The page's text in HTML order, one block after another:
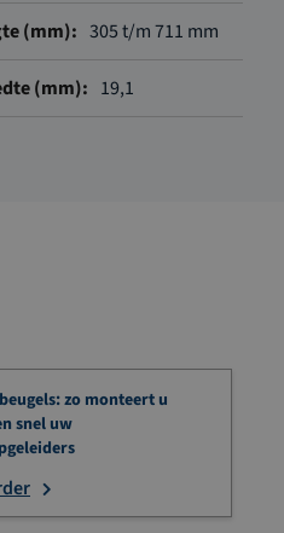
305 t/m 711 mm
19,1
zo monteert u
snel uw